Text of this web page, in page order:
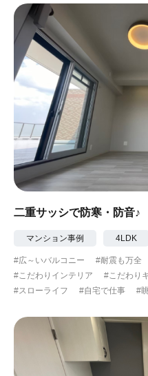
#ナチュラル
#アンティーク調 #ハ
#コンクリート壁 #
#こだわりインテリア
#自転車収納 #作り
#黒板 #無垢の木
#ヘリンボーン床
#ふたり暮らし #子育
#スローライフ #自宅
#眺望最高 #水辺の住
#300万円以下
二重サッシで防寒・防音♪
マンション事例 4LDK
#広～いバルコニー #耐震も万全
#こだわりインテリア
#こだわり
#スローライフ
#自宅で仕事 #